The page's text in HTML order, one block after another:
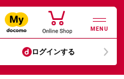
MENU
ログインする